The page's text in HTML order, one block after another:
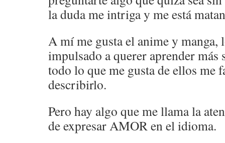
la duda me intriga y me está
A mí me gusta el anime y manga,
impulsado a querer aprender más
todo lo que me gusta de ellos me
describirlo.
Pero hay algo que me llama la
de expresar AMOR en el idioma.